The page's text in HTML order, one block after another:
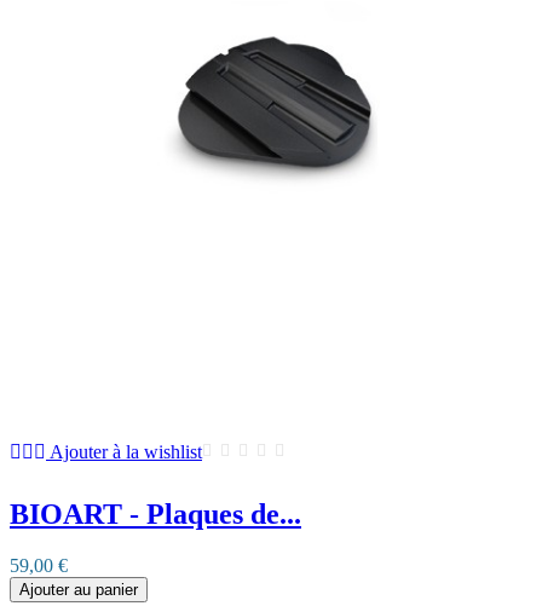
Ajouter à la wishlist
BIOART - Plaques de...
59,00 €
Ajouter au panier